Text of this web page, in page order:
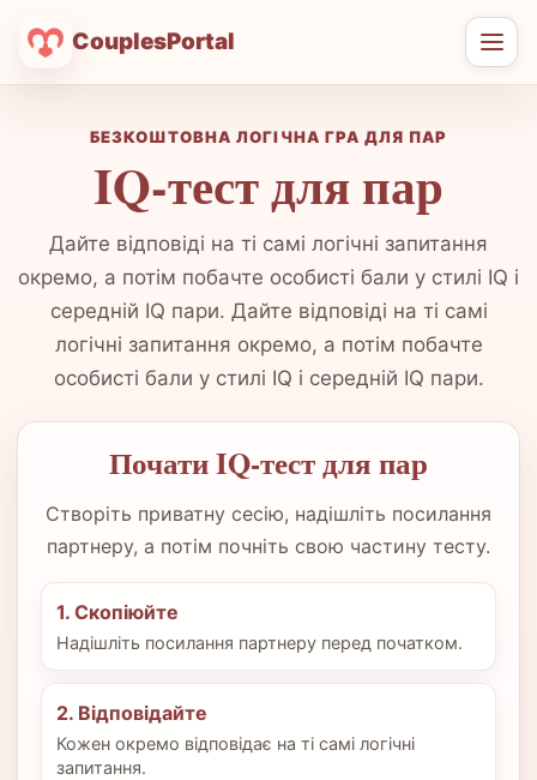
CouplesPortal
БЕЗКОШТОВНА ЛОГІЧНА ГРА ДЛЯ ПАР
IQ-тест для пар
Дайте відповіді на ті самі логічні запитання
окремо, а потім побачте особисті бали у стилі IQ і
середній IQ пари. Дайте відповіді на ті самі
логічні запитання окремо, а потім побачте
особисті бали у стилі IQ і середній IQ пари.
Почати IQ-тест для пар
Створіть приватну сесію, надішліть посилання
партнеру, а потім почніть свою частину тесту.
1. Скопіюйте
Надішліть посилання партнеру перед початком.
2. Відповідайте
Кожен окремо відповідає на ті самі логічні
запитання.